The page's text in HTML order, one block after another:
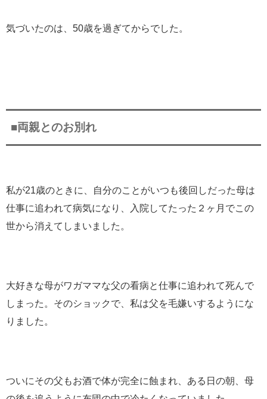
気づいたのは、50歳を過ぎてからでした。
■両親とのお別れ
私が21歳のときに、自分のことがいつも後回しだった母は
仕事に追われて病気になり、入院してたった２ヶ月でこの
世から消えてしまいました。
大好きな母がワガママな父の看病と仕事に追われて死んで
しまった。そのショックで、私は父を毛嫌いするようにな
りました。
ついにその父もお酒で体が完全に蝕まれ、ある日の朝、母